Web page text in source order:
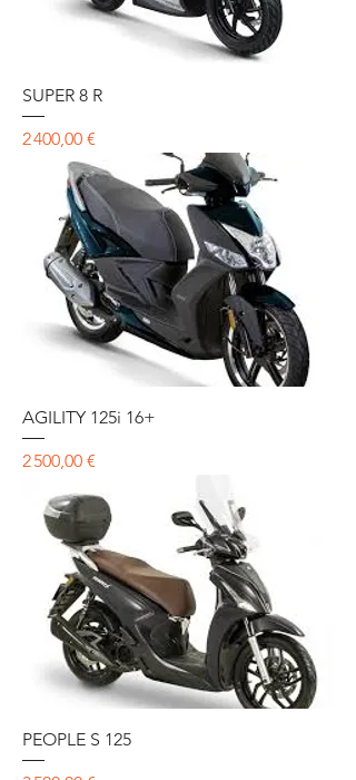
SUPER 8 R
Prix
2 400,00 €
AGILITY 125i 16+
Prix
2 500,00 €
PEOPLE S 125